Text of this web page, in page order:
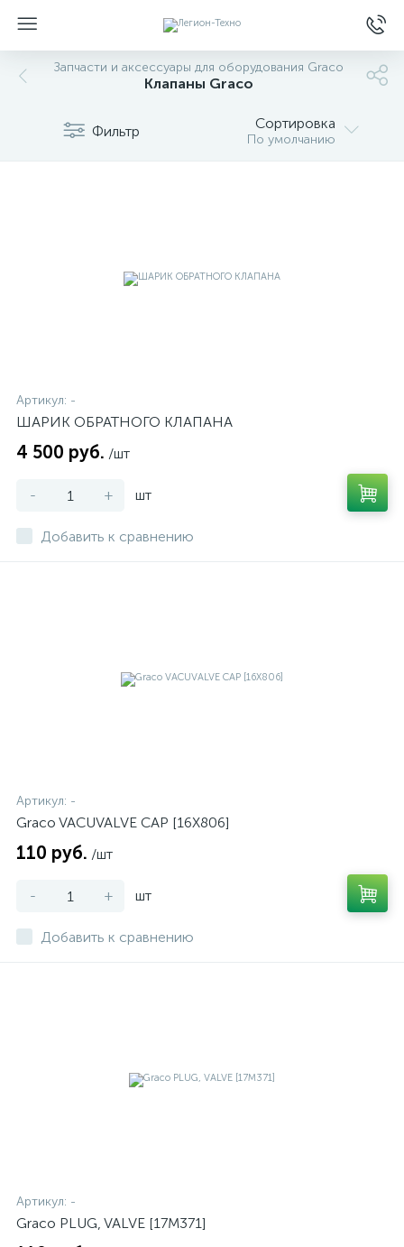
Запчасти и аксессуары для оборудования Graco
Клапаны Graco
Фильтр Сортировка
По умолчанию
Артикул: -
ШАРИК ОБРАТНОГО КЛАПАНА
4 500 руб. /шт
- + шт
Добавить к сравнению
Артикул: -
Graco VACUVALVE CAP [16X806]
110 руб. /шт
- + шт
Добавить к сравнению
Артикул: -
Graco PLUG, VALVE [17M371]